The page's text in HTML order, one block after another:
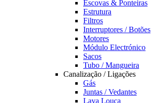
Escovas & Ponteiras
Estrutura
Filtros
Interruptores / Botões
Motores
Módulo Electrónico
Sacos
Tubo / Mangueira
Canalização / Ligações
Gás
Juntas / Vedantes
Lava Louça